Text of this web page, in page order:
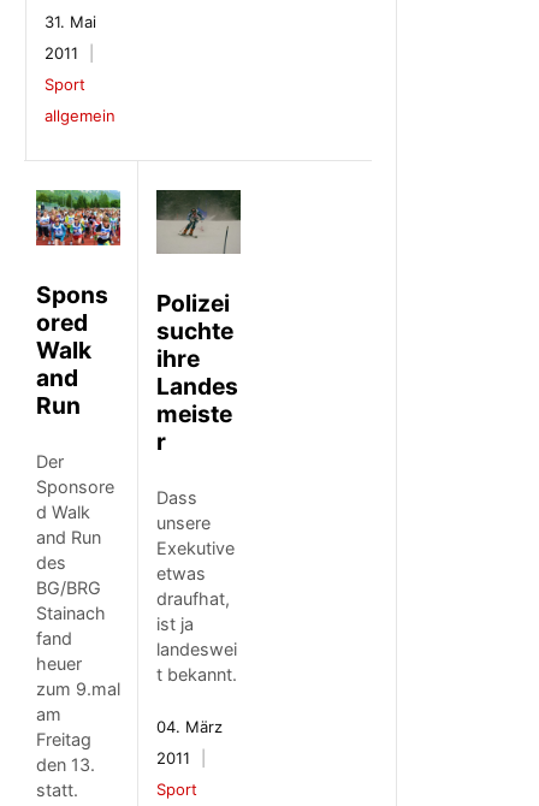
31. Mai
2011
Sport
allgemein
Spons
ored
Walk
and
Run
Der
Sponsore
d Walk
and Run
des
BG/BRG
Stainach
fand
heuer
zum 9.mal
am
Freitag
den 13.
statt.
Polizei
suchte
ihre
Landes
meiste
r
Dass
unsere
Exekutive
etwas
draufhat,
ist ja
landeswei
t bekannt.
04. März
2011
Sport